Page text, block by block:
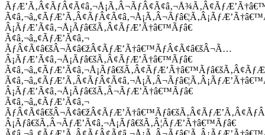
Â¡ÃƒÆ’Ã¢â‚¬Å¡Ãƒâ€šÃ‚Â¢ÃƒÆ’Ã†â€™Ãƒâ€
Ã¢â‚¬â„¢ÃƒÆ’Ã¢â‚¬
ÃƒÂ¢Ã¢â€šÂ¬Ã¢â€žÂ¢ÃƒÆ’Ã†â€™ÃƒÂ¢Ã¢â€šÂ¬Ã…
Â¡ÃƒÆ’Ã¢â‚¬Å¡Ãƒâ€šÃ‚Â¢ÃƒÆ’Ã†â€™Ãƒâ€
Â¡ÃƒÆ’Ã¢â‚¬Å¡Ãƒâ€šÃ‚Â¬ÃƒÆ’Ã†â€™Ãƒâ€
Ã¢â‚¬â„¢ÃƒÆ’Ã¢â‚¬
Â¡Ãƒâ€šÃ‚Â¬ÃƒÆ’Ã¢â‚¬Å¡Ãƒâ€šÃ‚Â¦ÃƒÆ’Ã†â€™Ãƒâ€